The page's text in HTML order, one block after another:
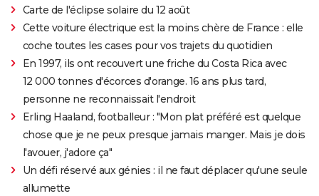
Carte de l'éclipse solaire du 12 août
Cette voiture électrique est la moins chère de France : elle
coche toutes les cases pour vos trajets du quotidien
En 1997, ils ont recouvert une friche du Costa Rica avec
12 000 tonnes d'écorces d'orange. 16 ans plus tard,
personne ne reconnaissait l'endroit
Erling Haaland, footballeur : "Mon plat préféré est quelque
chose que je ne peux presque jamais manger. Mais je dois
l'avouer, j'adore ça"
Un défi réservé aux génies : il ne faut déplacer qu'une seule
allumette